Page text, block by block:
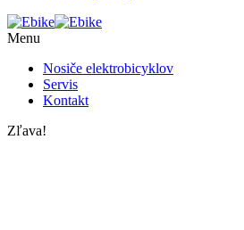
Menu
Nosiče elektrobicyklov
Servis
Kontakt
Zľava!